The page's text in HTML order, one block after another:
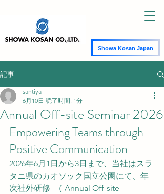
Showa Kosan Japan
記事
Annual Off-site Seminar 2026
santiya
6月10日 読了時間: 1分
Empowering Teams through
Positive Communication
2026年6月1日から3日まで、当社はスラ
タニ県のカオソック国立公園にて、年
次社外研修  （ Annual Off-site